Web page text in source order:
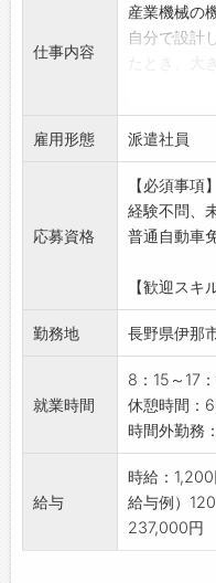
☆
◆職場見学
みなさまの
☆
仕事内容
産業機械の
自分で設計
■機械装置
・
・CADソフ
◎業務を通
は設計業務
す
設計の基礎
【おすすめ
■未経験者
・将来的に
あり！
【こんな方
・機械設計
【貸与】
・制服（上下
雇用形態 派遣社員
応募資格
【必須事項】
経験不問、
普通自動車
【歓迎スキ
勤務地 長野県伊那
就業時間
8：15～17
休憩時間：
時間外勤務
給与
時給：
給与例）
237,000円